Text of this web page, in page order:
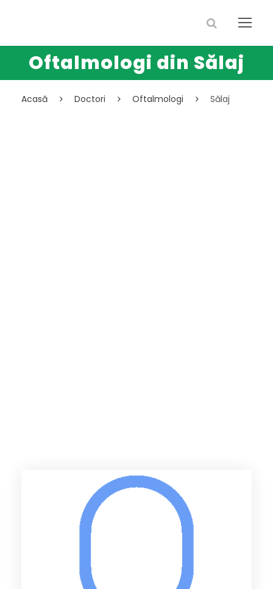
Oftalmologi din Sălaj
Acasă Doctori Oftalmologi Sălaj